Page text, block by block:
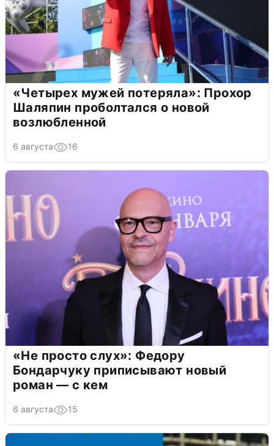
«Четырех мужей потеряла»: Прохор
Шаляпин проболтался о новой
возлюбленной
6 августа 16
«Не просто слух»: Федору
Бондарчуку приписывают новый
роман — с кем
6 августа 15